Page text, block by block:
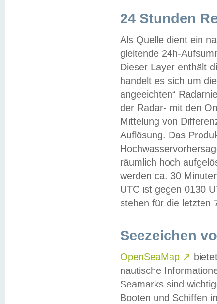
24 Stunden
Als Quelle dient ein
gleitende 24h-
Dieser Layer enthält
handelt es sich um
angeeichten“
der Radar- mit den
Mittelung von
Auflösung. Das
räumlich hoch
werden ca. 30
UTC ist gegen 0130
stehen für die letzten
Seezeichen
OpenSeaMap ↗
nautische
Seamarks sind
Booten und Schiffen